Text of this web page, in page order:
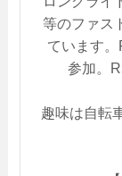
等のファス
ています
参加。
趣味は自転